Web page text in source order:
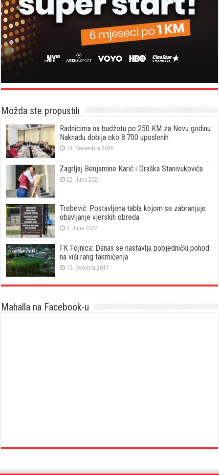
Možda ste propustili
Radnicima na budžetu po 250 KM za Novu godinu:
Naknadu dobija oko 8.700 uposlenih
19. Decembra 2025.
Zagrljaj Benjamine Karić i Draška Stanivukovića
22. Juna 2021.
Trebević: Postavljena tabla kojom se zabranjuje
obavljanje vjerskih obreda
2. Juna 2022.
FK Fojnica: Danas se nastavlja pobjednički pohod
na viši rang takmičenja
15. Oktobra 2017.
Mahalla na Facebook-u